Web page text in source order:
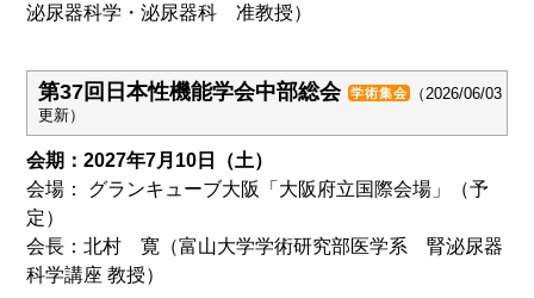
泌尿器科学・泌尿器科 准教授）
第37回日本性機能学会中部総会 学術集会
（2026/06/03
更新）
会期：2027年7月10日（土）
会場： グランキューブ大阪「大阪府立国際会場」（予
定）
会長：北村 寛（富山大学学術研究部医学系 腎泌尿器
科学講座 教授）